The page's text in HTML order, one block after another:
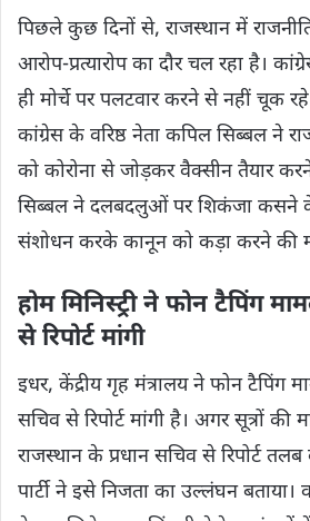
पिछले कुछ दिनों से, राजस्थान में
आरोप-प्रत्यारोप का दौर चल रहा है।
ही मोर्चे पर पलटवार करने से नहीं चूक रहे
कांग्रेस के वरिष्ठ नेता कपिल सिब्बल ने
को कोरोना से जोड़कर वैक्सीन तैयार
सिब्बल ने दलबदलुओं पर शिकंजा कसने
संशोधन करके कानून को कड़ा करने की
होम मिनिस्ट्री ने फोन टैपिंग
से रिपोर्ट मांगी
इधर, केंद्रीय गृह मंत्रालय ने फोन टैपिंग
सचिव से रिपोर्ट मांगी है। अगर सूत्रों की
राजस्थान के प्रधान सचिव से रिपोर्ट
पार्टी ने इसे निजता का उल्लंघन बताया।